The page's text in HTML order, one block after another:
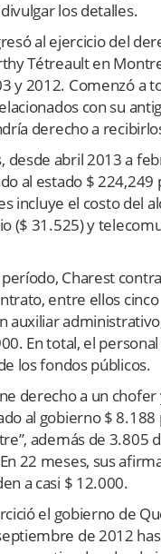
los detalles.
al ejercicio del
Tétreault en
y 2012. Comenzó a
con su
derecho a
desde abril 2013 a
al estado $ 224,249
incluye el costo del
($ 31.525) y
Charest
entre ellos cinco
auxiliar
En total, el
los fondos públicos.
derecho a un chofer
al gobierno $ 8.188
además de 3.805
22 meses, sus
a casi $ 12.000.
el gobierno de
de 2012